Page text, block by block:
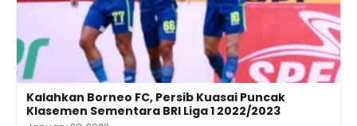
Kalahkan Borneo FC, Persib Kuasai Puncak
Klasemen Sementara BRI Liga 1 2022/2023